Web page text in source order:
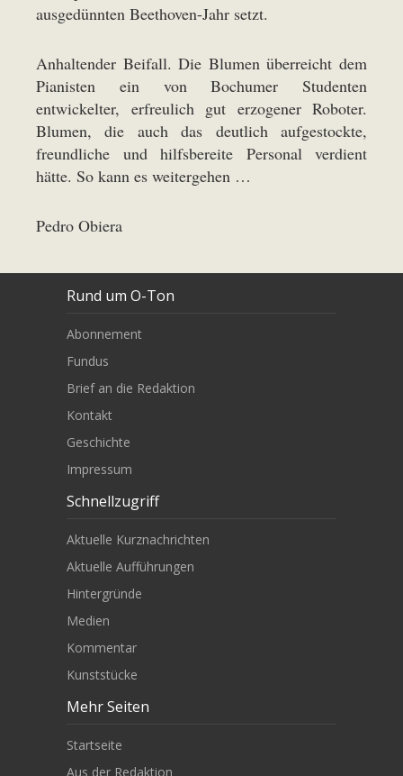
ausgedünnten Beethoven-Jahr setzt.
Anhaltender Beifall. Die Blumen überreicht dem
Pianisten ein von Bochumer Studenten
entwickelter, erfreulich gut erzogener Roboter.
Blumen, die auch das deutlich aufgestockte,
freundliche und hilfsbereite Personal verdient
hätte. So kann es weitergehen …
Pedro Obiera
Rund um O-Ton
Abonnement
Fundus
Brief an die Redaktion
Kontakt
Geschichte
Impressum
Schnellzugriff
Aktuelle Kurznachrichten
Aktuelle Aufführungen
Hintergründe
Medien
Kommentar
Kunststücke
Mehr Seiten
Startseite
Aus der Redaktion